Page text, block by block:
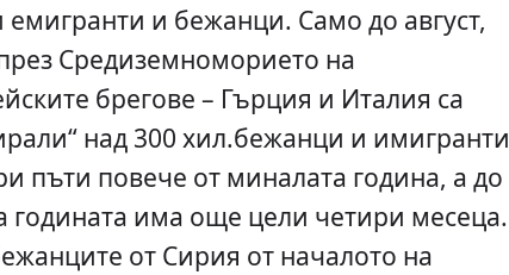
емигранти и бежанци. Само до август,
Средиземноморието на
брегове – Гърция и Италия са
над 300 хил.бежанци и имигранти
пъти повече от миналата година, а до
годината има още цели четири месеца.
от Сирия от началото на